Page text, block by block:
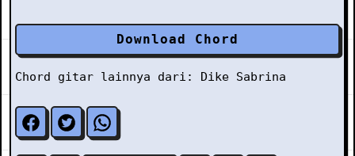
Download Chord
Chord gitar lainnya dari: Dike Sabrina